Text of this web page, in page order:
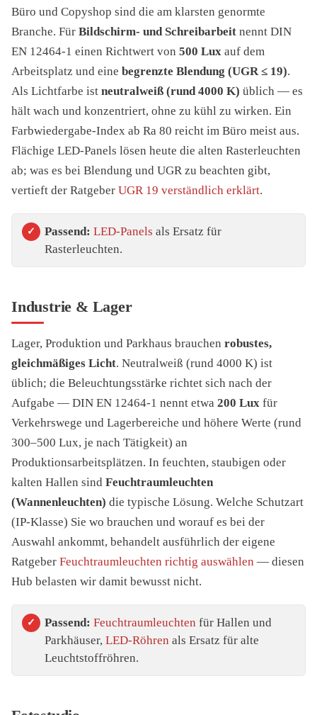
Büro und Copyshop sind die am klarsten genormte
Branche. Für Bildschirm- und Schreibarbeit nennt DIN
EN 12464-1 einen Richtwert von 500 Lux auf dem
Arbeitsplatz und eine begrenzte Blendung (UGR ≤ 19).
Als Lichtfarbe ist neutralweiß (rund 4000 K) üblich — es
hält wach und konzentriert, ohne zu kühl zu wirken. Ein
Farbwiedergabe-Index ab Ra 80 reicht im Büro meist aus.
Flächige LED-Panels lösen heute die alten Rasterleuchten
ab; was es bei Blendung und UGR zu beachten gibt,
vertieft der Ratgeber UGR 19 verständlich erklärt.
Passend: LED-Panels als Ersatz für
Rasterleuchten.
Industrie & Lager
Lager, Produktion und Parkhaus brauchen robustes,
gleichmäßiges Licht. Neutralweiß (rund 4000 K) ist
üblich; die Beleuchtungsstärke richtet sich nach der
Aufgabe — DIN EN 12464-1 nennt etwa 200 Lux für
Verkehrswege und Lagerbereiche und höhere Werte (rund
300–500 Lux, je nach Tätigkeit) an
Produktionsarbeitsplätzen. In feuchten, staubigen oder
kalten Hallen sind Feuchtraumleuchten
(Wannenleuchten) die typische Lösung. Welche Schutzart
(IP-Klasse) Sie wo brauchen und worauf es bei der
Auswahl ankommt, behandelt ausführlich der eigene
Ratgeber Feuchtraumleuchten richtig auswählen — diesen
Hub belasten wir damit bewusst nicht.
Passend: Feuchtraumleuchten für Hallen und
Parkhäuser, LED-Röhren als Ersatz für alte
Leuchtstoffröhren.